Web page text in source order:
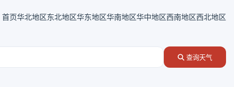
首页华北地区东北地区华东地区华南地区华中地区西南地区西北地区
查询天气